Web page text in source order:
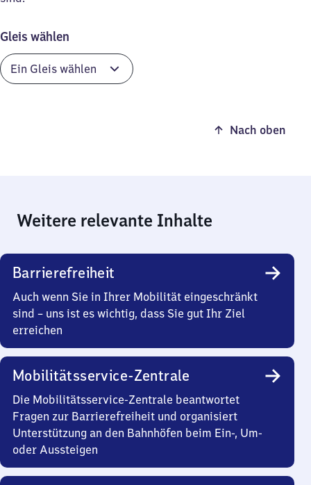
Gleis wählen
Nach oben
Weitere relevante Inhalte
Barrierefreiheit
Auch wenn Sie in Ihrer Mobilität eingeschränkt
sind – uns ist es wichtig, dass Sie gut Ihr Ziel
erreichen
Mobilitätsservice-Zentrale
Die Mobilitätsservice-Zentrale beantwortet
Fragen zur Barrierefreiheit und organisiert
Unterstützung an den Bahnhöfen beim Ein-, Um-
oder Aussteigen